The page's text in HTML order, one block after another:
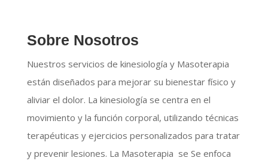
Sobre Nosotros
Nuestros servicios de kinesiología y Masoterapia
están diseñados para mejorar su bienestar físico y
aliviar el dolor. La kinesiología se centra en el
movimiento y la función corporal, utilizando técnicas
terapéuticas y ejercicios personalizados para tratar
y prevenir lesiones. La Masoterapia se Se enfoca